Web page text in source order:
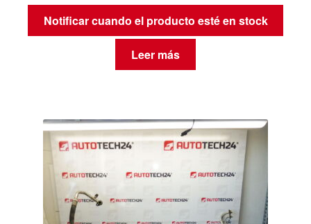
Notificar cuando el producto esté en stock
Leer más